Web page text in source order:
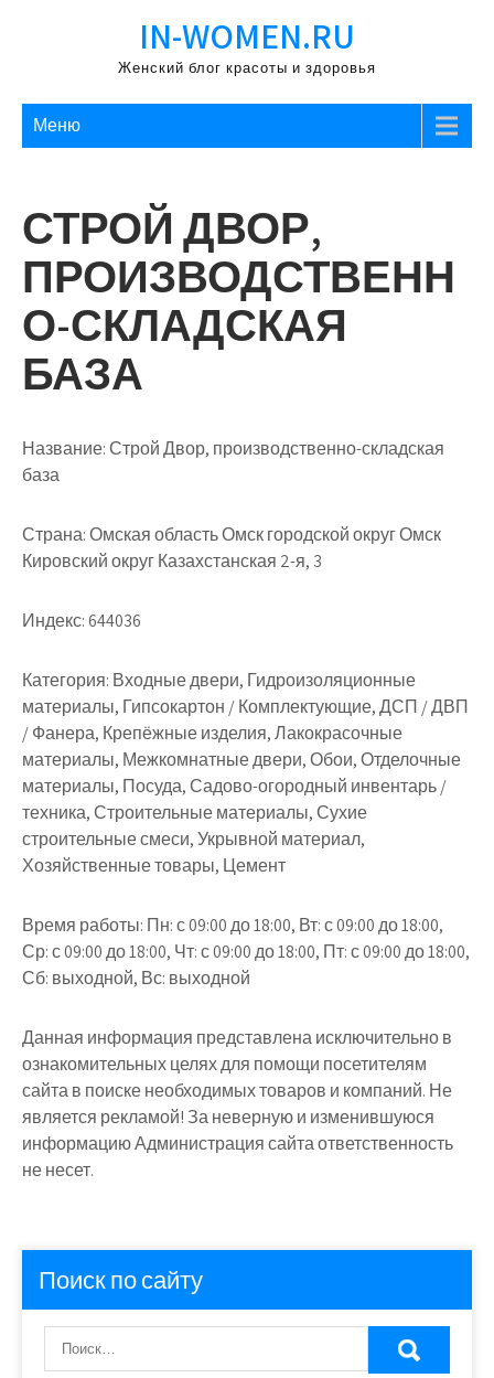
IN-WOMEN.RU
Женский блог красоты и здоровья
Меню
СТРОЙ ДВОР,
ПРОИЗВОДСТВЕНН
О-СКЛАДСКАЯ
БАЗА
Название:Строй Двор, производственно-складская
база
Страна:Омская область Омск городской округ Омск
Кировский округ Казахстанская 2-я, 3
Индекс:644036
Категория: Входные двери, Гидроизоляционные
материалы, Гипсокартон / Комплектующие, ДСП / ДВП
/ Фанера, Крепёжные изделия, Лакокрасочные
материалы, Межкомнатные двери, Обои, Отделочные
материалы, Посуда, Садово-огородный инвентарь /
техника, Строительные материалы, Сухие
строительные смеси, Укрывной материал,
Хозяйственные товары, Цемент
Время работы: Пн: с 09:00 до 18:00, Вт: с 09:00 до 18:00,
Ср: с 09:00 до 18:00, Чт: с 09:00 до 18:00, Пт: с 09:00 до 18:00,
Сб: выходной, Вс: выходной
Данная информация представлена исключительно в
ознакомительных целях для помощи посетителям
сайта в поиске необходимых товаров и компаний. Не
является рекламой! За неверную и изменившуюся
информацию Администрация сайта ответственность
не несет.
Поиск по сайту